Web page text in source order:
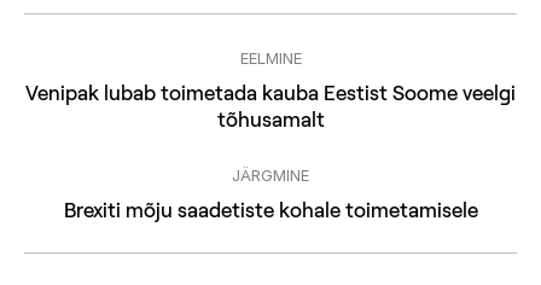
EELMINE
Previous
post:
Venipak lubab toimetada kauba Eestist Soome veelgi
tõhusamalt
JÄRGMINE
Next
Brexiti mõju saadetiste kohale toimetamisele